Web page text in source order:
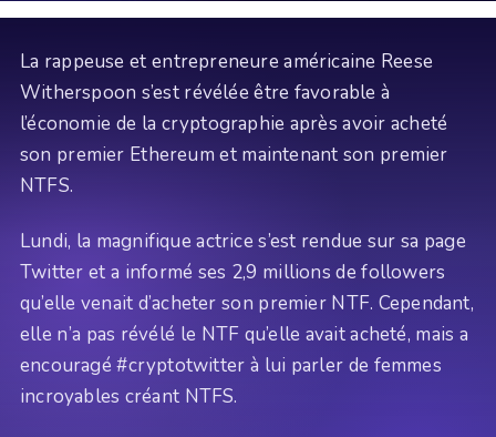
La rappeuse et entrepreneure américaine Reese
Witherspoon s’est révélée être favorable à
l’économie de la cryptographie après avoir acheté
son premier Ethereum et maintenant son premier
NTFS.
Lundi, la magnifique actrice s’est rendue sur sa page
Twitter et a informé ses 2,9 millions de followers
qu’elle venait d’acheter son premier NTF. Cependant,
elle n’a pas révélé le NTF qu’elle avait acheté, mais a
encouragé #cryptotwitter à lui parler de femmes
incroyables créant NTFS.